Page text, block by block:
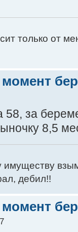
только от
58, за
8,5
имуществу
дебил!!